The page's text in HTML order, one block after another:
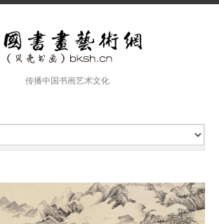
传播中国书画艺术文化